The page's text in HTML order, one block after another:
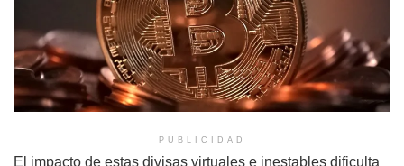
PUBLICIDAD
El impacto de estas divisas virtuales e inestables dificulta